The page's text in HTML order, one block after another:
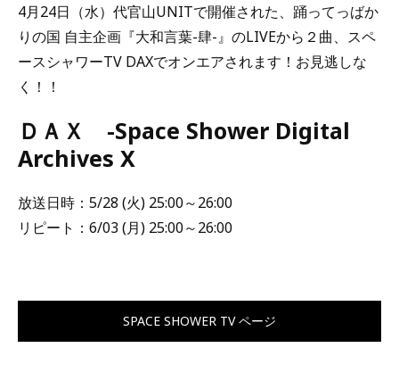
4月24日（水）代官山UNITで開催された、踊ってっばか
りの国 自主企画『大和言葉-肆-』のLIVEから２曲、スペ
ースシャワーTV DAXでオンエアされます！お見逃しな
く！！
ＤＡＸ -Space Shower Digital
Archives X
放送日時：5/28 (火) 25:00～26:00
リピート：6/03 (月) 25:00～26:00
SPACE SHOWER TV ページ